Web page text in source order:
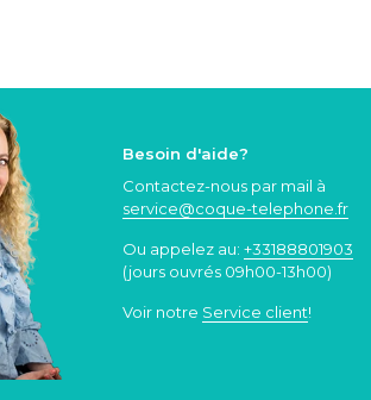
Besoin d'aide?
Contactez-nous par mail à
service@coque-telephone.fr
Ou appelez au: +33188801903
(jours ouvrés 09h00-13h00)
Voir notre Service client!